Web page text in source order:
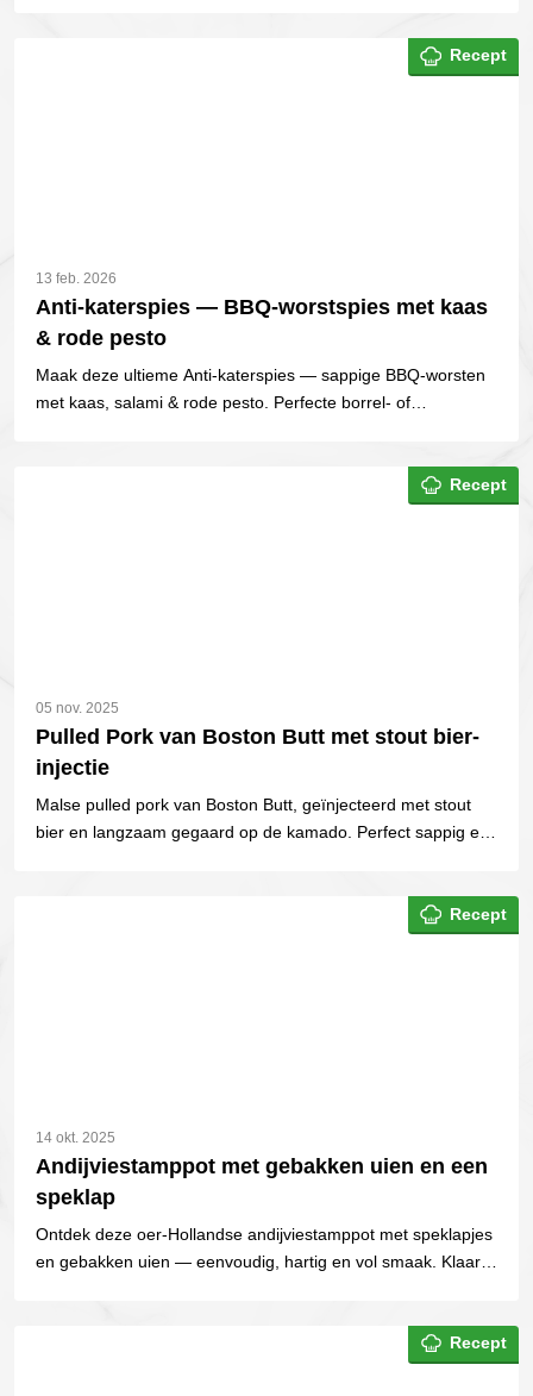
Recept
13 feb. 2026
Anti-katerspies — BBQ-worstspies met kaas
& rode pesto
Maak deze ultieme Anti-katerspies — sappige BBQ-worsten
met kaas, salami & rode pesto. Perfecte borrel- of
Recept
05 nov. 2025
Pulled Pork van Boston Butt met stout bier-
injectie
Malse pulled pork van Boston Butt, geïnjecteerd met stout
bier en langzaam gegaard op de kamado. Perfect sappig en
Recept
14 okt. 2025
Andijviestamppot met gebakken uien en een
speklap
Ontdek deze oer-Hollandse andijviestamppot met speklapjes
en gebakken uien — eenvoudig, hartig en vol smaak. Klaar in
Recept